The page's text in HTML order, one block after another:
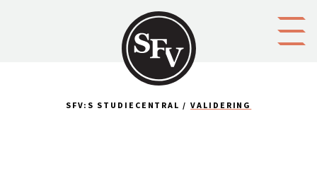
SFV:S STUDIECENTRAL VALIDERING